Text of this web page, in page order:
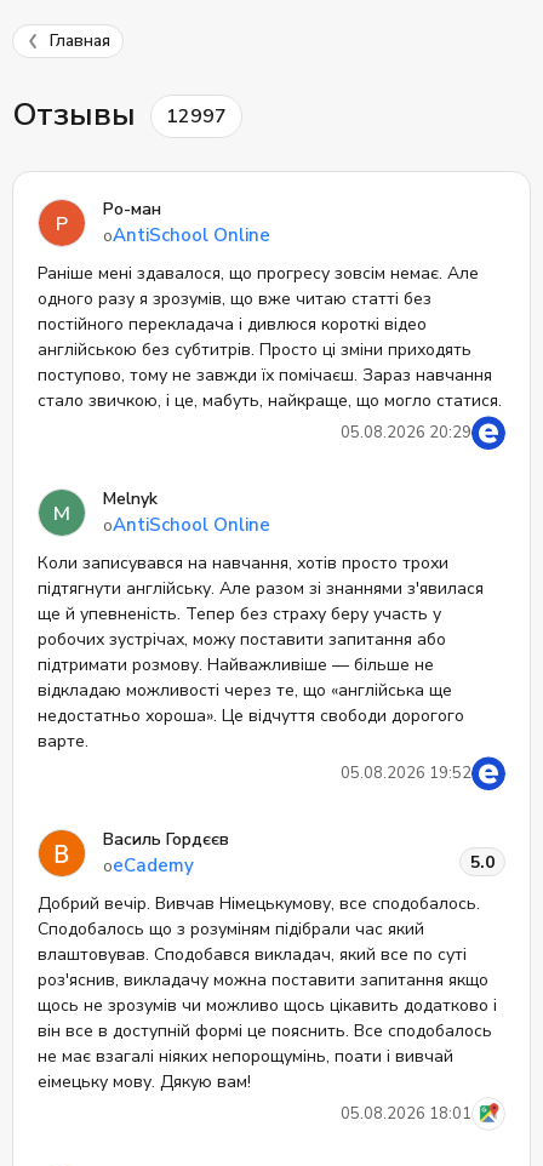
Главная
Отзывы 12997
Р
Ро-ман
оAntiSchool Online
05.08.2026 20:29
Раніше мені здавалося, що прогресу зовсім немає. Але
одного разу я зрозумів, що вже читаю статті без
постійного перекладача і дивлюся короткі відео
англійською без субтитрів. Просто ці зміни приходять
поступово, тому не завжди їх помічаєш. Зараз навчання
стало звичкою, і це, мабуть, найкраще, що могло статися.
M
Melnyk
оAntiSchool Online
05.08.2026 19:52
Коли записувався на навчання, хотів просто трохи
підтягнути англійську. Але разом зі знаннями з'явилася
ще й упевненість. Тепер без страху беру участь у
робочих зустрічах, можу поставити запитання або
підтримати розмову. Найважливіше — більше не
відкладаю можливості через те, що «англійська ще
недостатньо хороша». Це відчуття свободи дорогого
варте.
Василь Гордєєв
оeCademy
05.08.2026 18:01
5.0
Добрий вечір. Вивчав Німецькумову, все сподобалось.
Сподобалось що з розуміням підібрали час який
влаштовував. Сподобався викладач, який все по суті
роз'яснив, викладачу можна поставити запитання якщо
щось не зрозумів чи можливо щось цікавить додатково і
він все в доступній формі це пояснить. Все сподобалось
не має взагалі ніяких непорощумінь, поати і вивчай
еімецьку мову. Дякую вам!